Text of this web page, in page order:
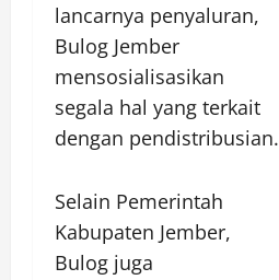
lancarnya penyaluran,
Bulog Jember
mensosialisasikan
segala hal yang terkait
dengan pendistribusian.
Selain Pemerintah
Kabupaten Jember,
Bulog juga